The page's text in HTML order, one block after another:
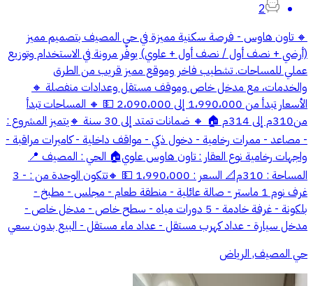
2
🔸 تاون هاوس - فرصة سكنية مميزة في حي المصيف بتصميم مميز
(أرضي + نصف أول / نصف أول + علوي) يوفّر مرونة في الاستخدام وتوزيع
عملي للمساحات. تشطيب فاخر وموقع مميز قريب من الطرق
والخدمات، مع مدخل خاص وموقف مستقل وعدادات منفصلة 🔸
الأسعار تبدأ من 1،990،000 إلى 2،090،000 💵 🔸 المساحات تبدأ
من310م إلى 314م 🏠 🔸 ضمانات تمتد إلى 30 سنة 🔸يتميز المشروع :
- مصاعد - ممرات رخامية - دخول ذكي - مواقف داخلية - كاميرات مراقبة -
واجهات رخامية نوع العقار : تاون هاوس علوي🏠 الحي : المصيف 📍
المساحة : 310م📐 السعر : 1،990،000 💵 🔸تتكون الوحدة من : - 3
غرف نوم 1 ماستر - صالة عائلية - منطقة طعام - مجلس - مطبخ -
بلكونة - غرفة خادمة - 5 دورات مياه - سطح خاص - مدخل خاص -
مدخل سيارة - عداد كهرب مستقل - عداد ماء مستقل - البيع بدون سعي
حي المصيف, الرياض